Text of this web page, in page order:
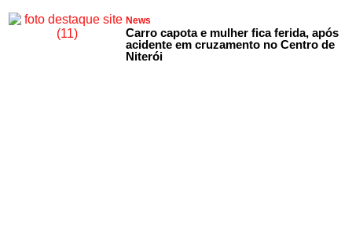
News
Carro capota e mulher fica ferida, após
acidente em cruzamento no Centro de
Niterói